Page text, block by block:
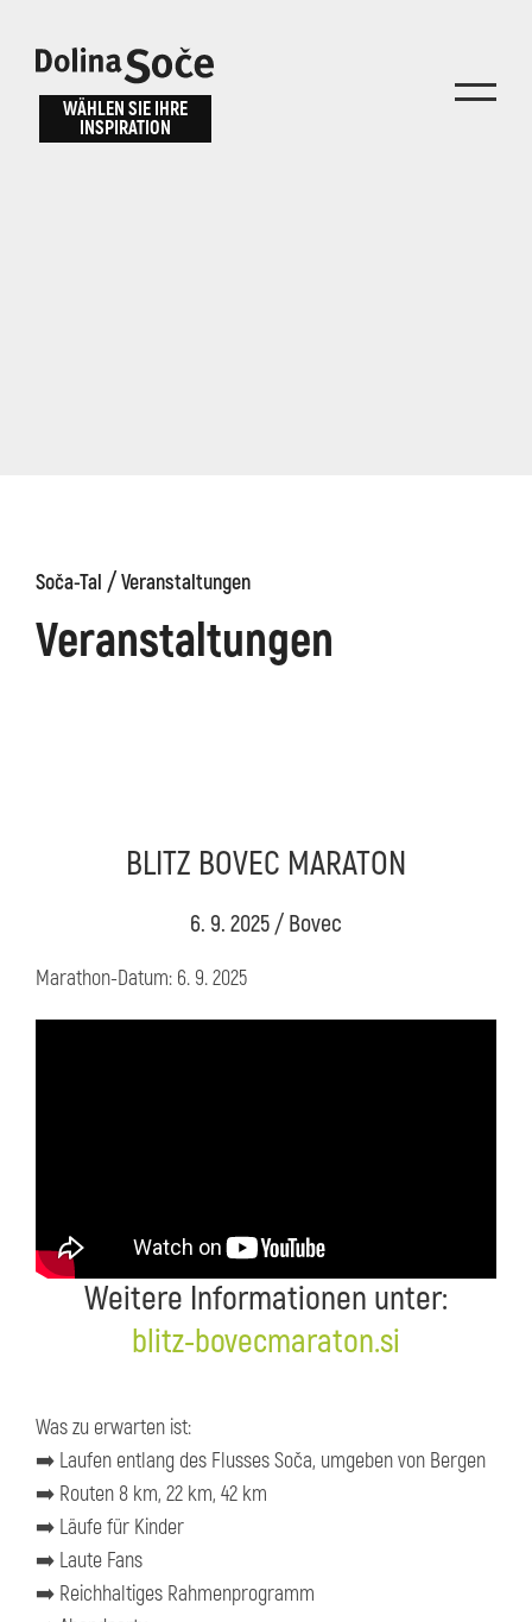
WÄHLEN SIE IHRE
INSPIRATION
Soča-Tal /Veranstaltungen
Veranstaltungen
Inspiration
finden
Kanin
Wählen Sie ein
BLITZ BOVEC MARATON
6. 9. 2025 / Bovec
Marathon-Datum: 6. 9. 2025
Weitere Informationen unter:
blitz-bovecmaraton.si
Was zu erwarten ist:
➡️ Laufen entlang des Flusses Soča, umgeben von Bergen
➡️ Routen 8 km, 22 km, 42 km
➡️ Läufe für Kinder
➡️ Laute Fans
➡️ Reichhaltiges Rahmenprogramm